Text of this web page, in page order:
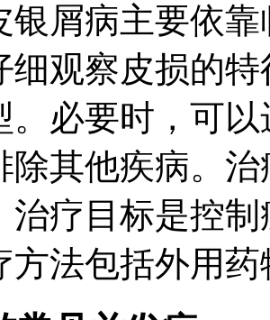
银屑病主要依
细观察皮损的
。必要时，可
除其他疾病。
治疗目标是控
方法包括外用